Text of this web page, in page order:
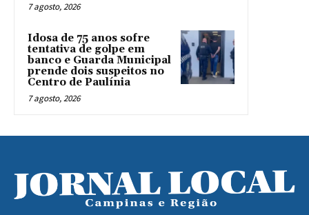
7 agosto, 2026
Idosa de 75 anos sofre
tentativa de golpe em
banco e Guarda Municipal
prende dois suspeitos no
Centro de Paulínia
7 agosto, 2026